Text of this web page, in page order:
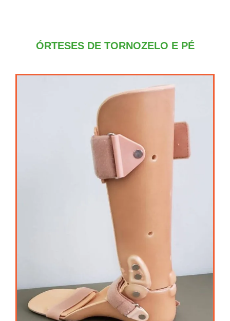
ÓRTESES DE TORNOZELO E PÉ